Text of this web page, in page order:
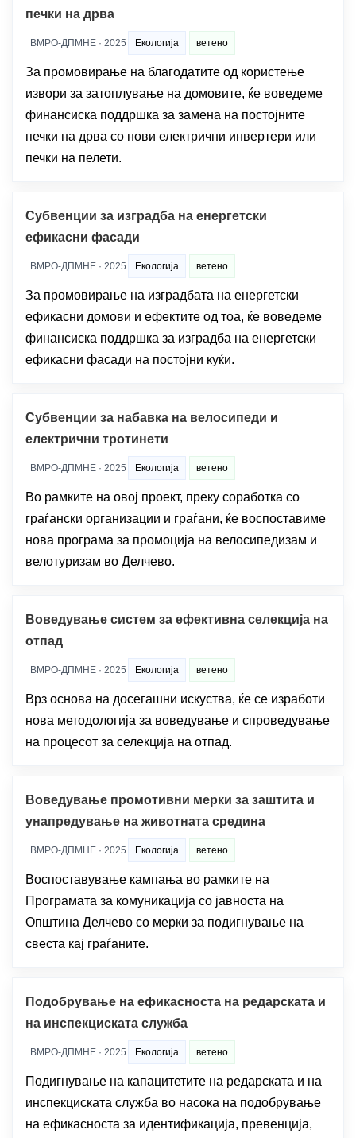
печки на дрва
ВМРО-ДПМНЕ · 2025 Екологија ветено
За промовирање на благодатите од користење
извори за затоплување на домовите, ќе воведеме
финансиска поддршка за замена на постојните
печки на дрва со нови електрични инвертери или
печки на пелети.
Субвенции за изградба на енергетски
ефикасни фасади
ВМРО-ДПМНЕ · 2025 Екологија ветено
За промовирање на изградбата на енергетски
ефикасни домови и ефектите од тоа, ќе воведеме
финансиска поддршка за изградба на енергетски
ефикасни фасади на постојни куќи.
Субвенции за набавка на велосипеди и
електрични тротинети
ВМРО-ДПМНЕ · 2025 Екологија ветено
Во рамките на овој проект, преку соработка со
граѓански организации и граѓани, ќе воспоставиме
нова програма за промоција на велосипедизам и
велотуризам во Делчево.
Воведување систем за ефективна селекција на
отпад
ВМРО-ДПМНЕ · 2025 Екологија ветено
Врз основа на досегашни искуства, ќе се изработи
нова методологија за воведување и спроведување
на процесот за селекција на отпад.
Воведување промотивни мерки за заштита и
унапредување на животната средина
ВМРО-ДПМНЕ · 2025 Екологија ветено
Воспоставување кампања во рамките на
Програмата за комуникација со јавноста на
Општина Делчево со мерки за подигнување на
свеста кај граѓаните.
Подобрување на ефикасноста на редарската и
на инспекциската служба
ВМРО-ДПМНЕ · 2025 Екологија ветено
Подигнување на капацитетите на редарската и на
инспекциската служба во насока на подобрување
на ефикасноста за идентификација, превенција,